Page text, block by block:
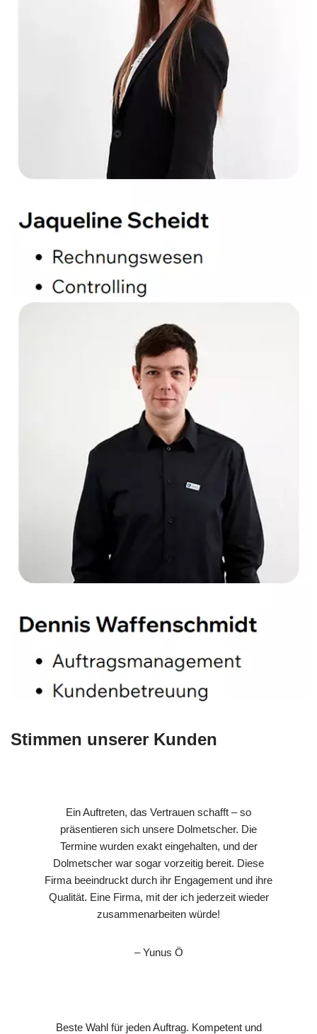
Stimmen unserer Kunden
Ein Auftreten, das Vertrauen schafft – so
präsentieren sich unsere Dolmetscher. Die
Termine wurden exakt eingehalten, und der
Dolmetscher war sogar vorzeitig bereit. Diese
Firma beeindruckt durch ihr Engagement und ihre
Qualität. Eine Firma, mit der ich jederzeit wieder
zusammenarbeiten würde!
– Yunus Ö
Beste Wahl für jeden Auftrag. Kompetent und